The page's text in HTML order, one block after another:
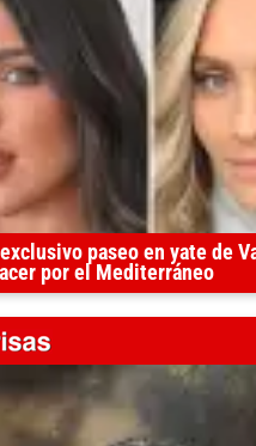
paseo en yate de
por el Mediterráneo